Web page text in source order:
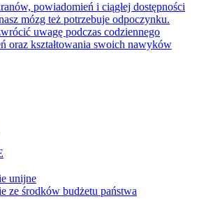
powiadomień i ciągłej dostępności
mózg też potrzebuje odpoczynku.
uwagę podczas codziennego
oraz kształtowania swoich nawyków
unijne
ze środków budżetu państwa